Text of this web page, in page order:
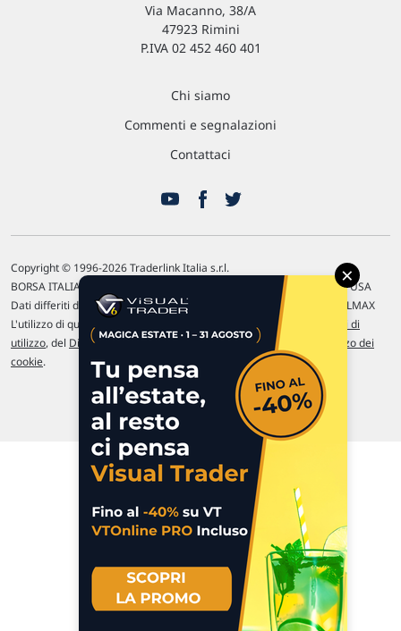
Via Macanno, 38/A
47923 Rimini
P.IVA 02 452 460 401
Chi siamo
Commenti e segnalazioni
Contattaci
Copyright © 1996-2026 Traderlink Italia s.r.l.
BORSA ITALIANA Quotazioni di borsa differite di 15 min. / MERCATO USA
Dati differiti di 15 min. (fonte Intrinio) / FOREX Quotazioni fornite da LMAX
L'utilizzo di questo sito implica l'accettazione delle nostre
Condizioni di
utilizzo, del Disclaimer MAR, delle Politiche sulla privacy
Utilizzo dei
cookie.
×